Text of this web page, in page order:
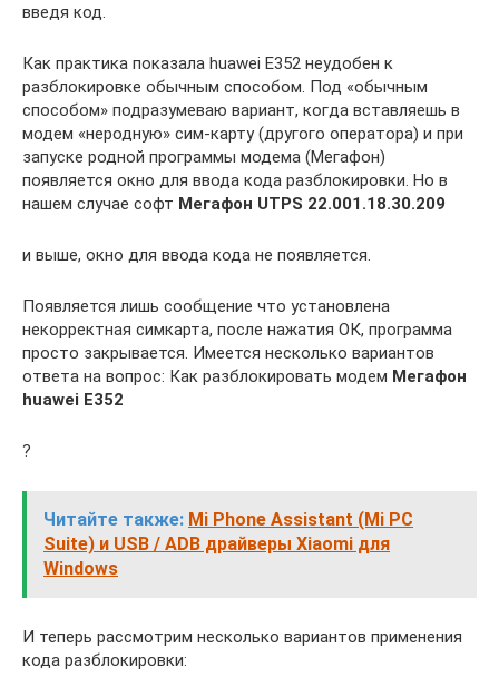
введя код.
Как практика показала huawei E352 неудобен к
разблокировке обычным способом. Под «обычным
способом» подразумеваю вариант, когда вставляешь в
модем «неродную» сим-карту (другого оператора) и при
запуске родной программы модема (Мегафон)
появляется окно для ввода кода разблокировки. Но в
нашем случае софт Мегафон UTPS 22.001.18.30.209
и выше, окно для ввода кода не появляется.
Появляется лишь сообщение что установлена
некорректная симкарта, после нажатия ОК, программа
просто закрывается. Имеется несколько вариантов
ответа на вопрос: Как разблокировать модем Мегафон
huawei E352
?
Читайте также: Mi Phone Assistant (Mi PC
Suite) и USB / ADB драйверы Xiaomi для
Windows
И теперь рассмотрим несколько вариантов применения
кода разблокировки: